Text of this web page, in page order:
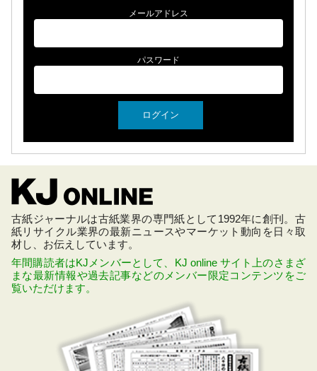
メールアドレス
パスワード
古紙ジャーナルは古紙業界の専門紙として1992年に創刊。古
紙リサイクル業界の最新ニュースやマーケット動向を日々取
材し、お伝えしています。
年間購読者はKJメンバーとして、KJ online サイト上のさまざ
まな最新情報や過去記事などのメンバー限定コンテンツをご
覧いただけます。